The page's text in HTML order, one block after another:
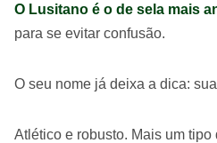
O Lusitano é o de sela mais
para se evitar confusão.
O seu nome já deixa a dica:
Atlético e robusto. Mais um